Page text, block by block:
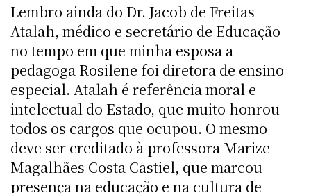
Lembro ainda do Dr. Jacob de Freitas
Atalah, médico e secretário de Educação
no tempo em que minha esposa a
pedagoga Rosilene foi diretora de ensino
especial. Atalah é referência moral e
intelectual do Estado, que muito honrou
todos os cargos que ocupou. O mesmo
deve ser creditado à professora Marize
Magalhães Costa Castiel, que marcou
presença na educação e na cultura de